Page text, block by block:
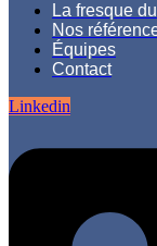
La fresque
Nos
Équipes
Contact
Linkedin